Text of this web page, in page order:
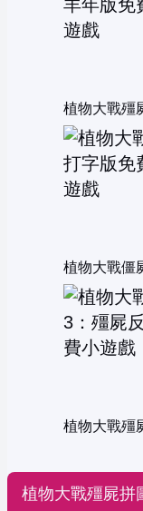
植物大戰殭屍拼